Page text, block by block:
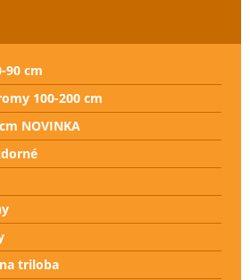
90 cm
100-200 cm
NOVINKA
triloba